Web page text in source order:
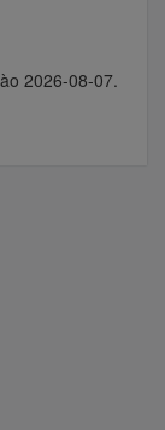
2026-08-07.